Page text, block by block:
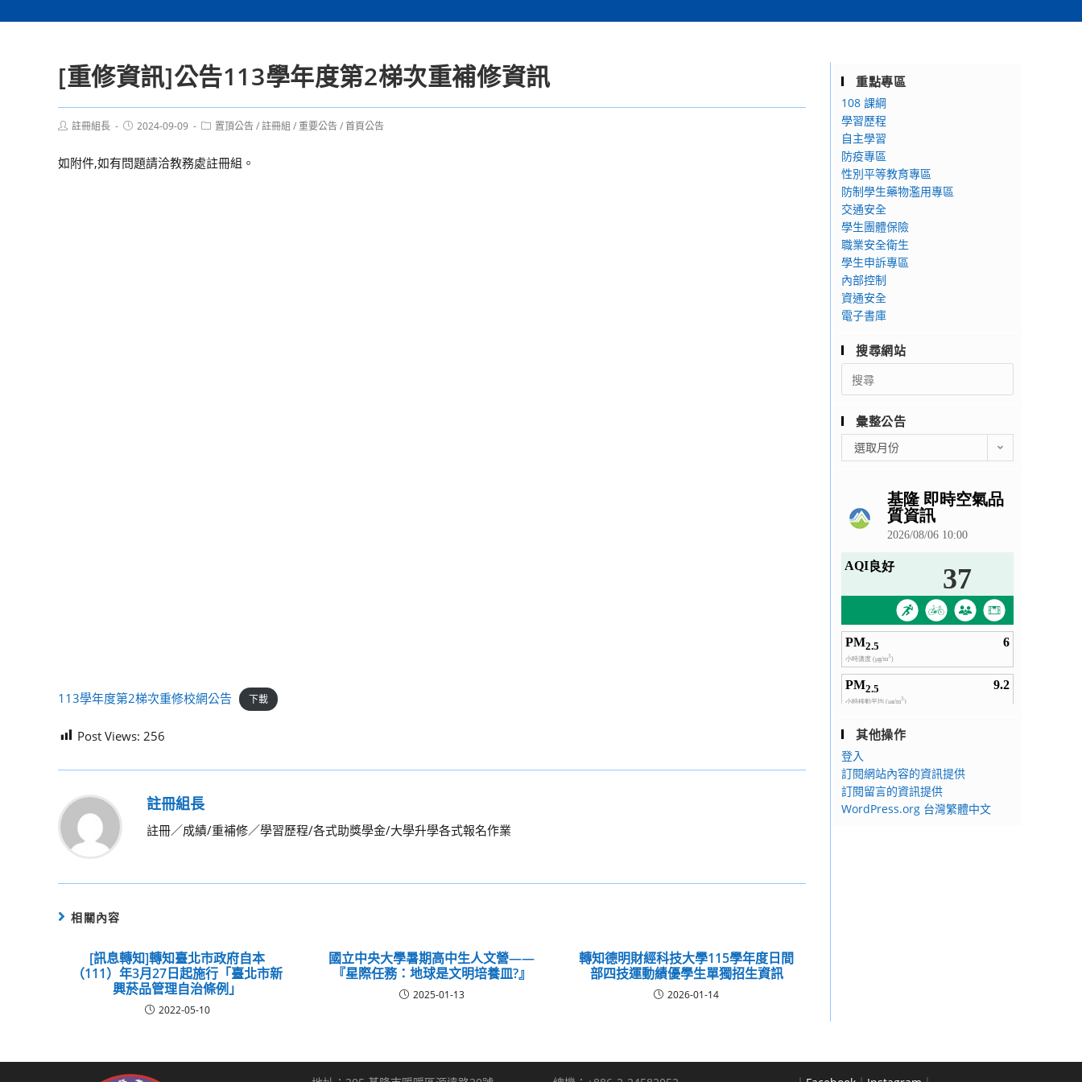
[重修資訊]公告113學年度第2梯次重補修資訊
Post註冊組長
Post2024-09-09
Post置頂公告/註冊組 /重要公告/首頁公告
如附件,如有問題請洽教務處註冊組。
113學年度第2梯次重修校網公告 下載
Post Views: 256
註冊組長
註冊／成績/重補修／學習歷程/各式助獎學金/大學升學各式報名作業
相關內容
[訊息轉知]轉知臺北市政府自本
（111）年3月27日起施行「臺北市新
興菸品管理自治條例」
2022-05-10
國立中央大學暑期高中生人文營——
『星際任務：地球是文明培養皿?』
2025-01-13
轉知德明財經科技大學115學年度日間
部四技運動績優學生單獨招生資訊
2026-01-14
重點專區
108 課綱
學習歷程
自主學習
防疫專區
性別平等教育專區
防制學生藥物濫用專區
交通安全
學生團體保險
職業安全衛生
學生申訴專區
內部控制
資通安全
電子書庫
搜尋網站
Search
for:
彙整公告
整
選取月份
其他操作
登入
訂閱網站內容的資訊提供
訂閱留言的資訊提供
WordPress.org 台灣繁體中文